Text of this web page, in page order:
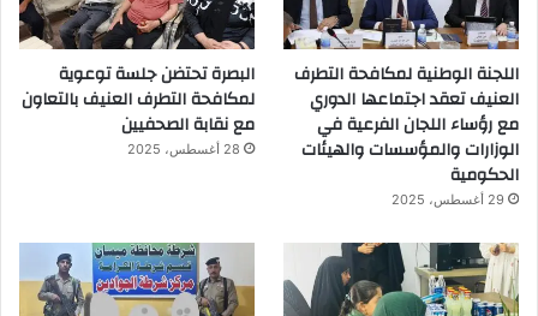
اللجنة الوطنية لمكافحة التطرف
العنيف تعقد اجتماعها الدوري
مع رؤساء اللجان الفرعية في
الوزارات والمؤسسات والهيئات
الحكومية
29 أغسطس، 2025
البصرة تحتضن جلسة توعوية
لمكافحة التطرف العنيف بالتعاون
مع نقابة الصحفيين
28 أغسطس، 2025